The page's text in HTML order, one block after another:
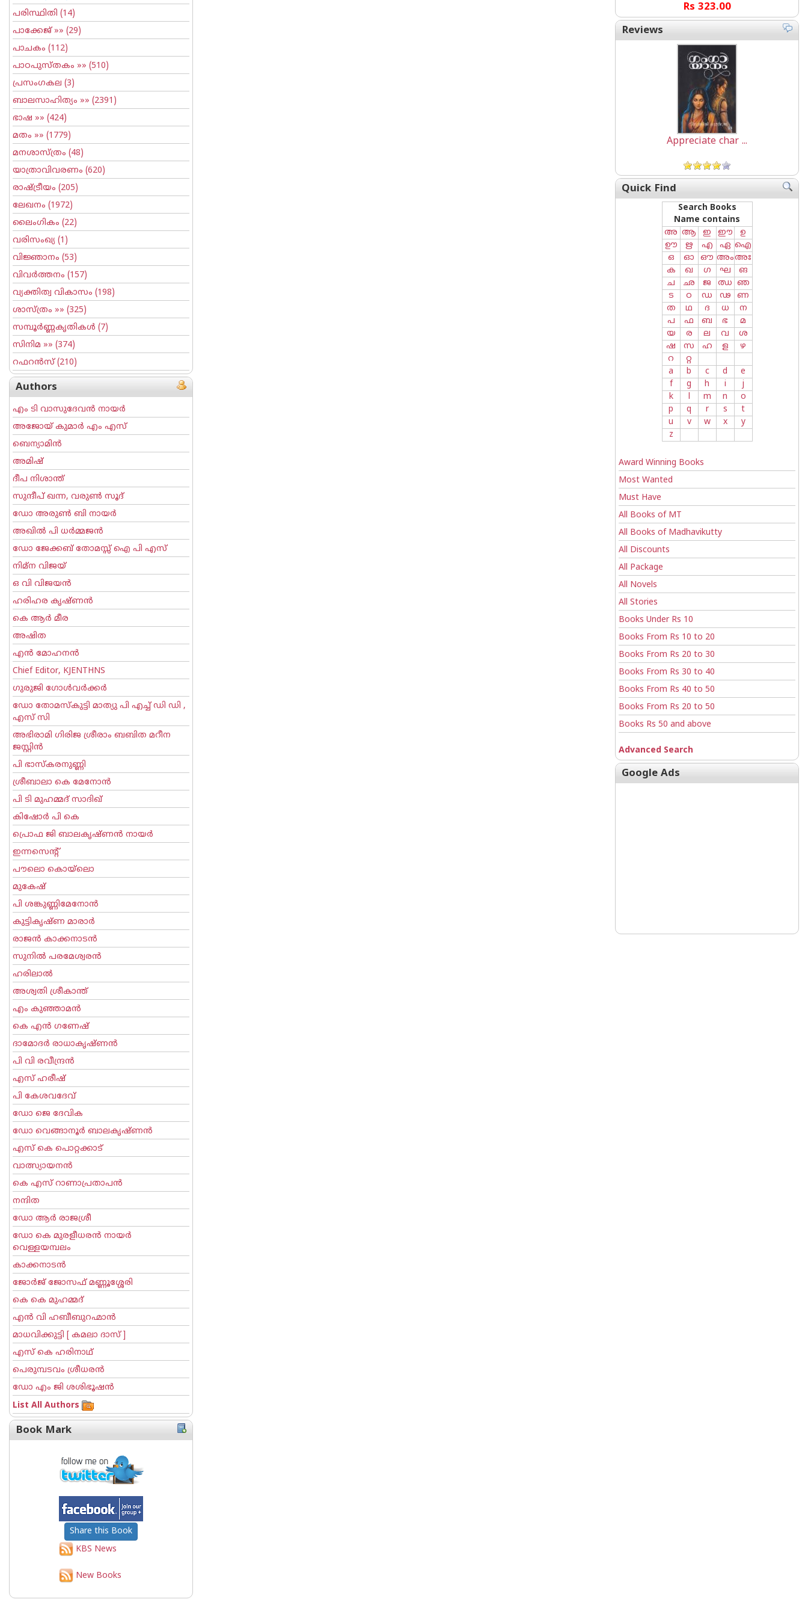
പരിസ്ഥിതി (14)
പാക്കേജ് »» (29)
പാചകം (112)
പാഠപുസ്തകം »» (510)
പ്രസംഗകല (3)
ബാലസാഹിത്യം »» (2391)
ഭാഷ »» (424)
മതം »» (1779)
മനശാസ്ത്രം (48)
യാത്രാവിവരണം (620)
രാഷ്ട്രീയം (205)
ലേഖനം (1972)
ലൈംഗികം (22)
വരിസംഖ്യ (1)
വിജ്ഞാനം (53)
വിവര്‍ത്തനം (157)
വ്യക്തിത്വ വികാസം (198)
ശാസ്ത്രം »» (325)
സമ്പൂര്‍ണ്ണകൃതികള്‍ (7)
സിനിമ »» (374)
റഫറന്‍സ്(210)
Authors
എം ടി വാസുദേവന്‍ നായര്‍
അജോയ് കുമാര്‍ എം എസ്
ബെന്യാമിന്‍
അമിഷ്
ദീപ നിശാന്ത്
സുന്ദീപ് ഖന്ന, വരുൺ സൂദ്
ഡോ അരുണ്‍ ബി നായര്‍
അഖില്‍ പി ധര്‍മ്മജന്‍
ഡോ ജേക്കബ് തോമസ്സ് ഐ പി എസ്
നിമ്ന വിജയ്
ഒ വി വിജയന്‍
ഹരിഹര കൃഷ്ണൻ
കെ ആര്‍ മീര
അഷിത
എന്‍ മോഹനന്‍
Chief Editor, KJENTHNS
ഗുരുജി ഗോള്‍‌വര്‍ക്കര്‍
ഡോ തോമസ്കുട്ടി മാത്യു പി എച്ച് ഡി ഡി ,
എസ് സി
അഭിരാമി ഗിരിജ ശ്രീരാം ബബിത മറീന
ജസ്റ്റിന്‍
പി ഭാസ്കരനുണ്ണി
ശ്രീബാലാ കെ മേനോന്‍
പി ടി മുഹമ്മദ് സാദിഖ്‌
കിഷോർ പി കെ
പ്രൊഫ ജി ബാലകൃഷ്ണന്‍ നായര്‍
ഇന്നസെന്റ്‌
പൗലൊ കൊയ്ലൊ
മുകേഷ്
പി ശങ്കുണ്ണിമേനോന്‍
കുട്ടികൃഷ്ണ മാരാര്‍
രാജന്‍ കാക്കനാടന്‍
സുനില്‍ പരമേശ്വരന്‍
ഹരിലാല്‍
അശ്വതി ശ്രീകാന്ത്
എം കുഞ്ഞാമന്‍
കെ എന്‍ ഗണേഷ്
ദാമോദർ രാധാകൃഷ്ണൻ
പി വി രവീന്ദ്രന്‍
എസ് ഹരീഷ്
പി കേശവദേവ്‌
ഡോ ജെ ദേവിക
ഡോ വെങ്ങാനൂര്‍ ബാലകൃഷ്ണന്‍
എസ്‌ കെ പൊറ്റക്കാട്‌
വാത്സ്യായനന്‍
കെ എസ് റാണാപ്രതാപന്‍
നന്ദിത
ഡോ ആര്‍ രാജശ്രീ
ഡോ കെ മുരളീധരന്‍ നായര്‍
വെള്ളയമ്പലം
കാക്കനാടന്‍
ജോര്‍ജ് ജോസഫ് മണ്ണൂശ്ശേരി
കെ കെ മുഹമ്മദ്
എന്‍ വി ഹബീബുറഹ്മാന്‍
മാധവിക്കുട്ടി [ കമലാ ദാസ് ]
എസ് കെ ഹരിനാഥ്
പെരുമ്പടവം ശ്രീധര‌ന്‍
ഡോ എം ജി ശശിഭൂഷന്‍
List All Authors
Book Mark
Share this Book
KBS News
New Books
Rs 323.00
Reviews
Appreciate char ...
Quick Find
Search Books
Name contains
അ ആ ഇ ഈ
ഉ
ഊ
ഋ എ ഏ ഐ
ഒ
ഓ ഔ അംഅഃ
ക
ഖ ഗ ഘ
ങ
ച
ഛ ജ ഝ ഞ
ട
ഠ ഡ ഢ
ണ
ത
ഥ ദ ധ
ന
പ
ഫ ബ ഭ
മ
യ
ര ല വ
ശ
ഷ
സ ഹ ള
ഴ
റ
റ്റ
a
b c d
e
f
g h i
j
k
l m n
o
p
q r s
t
u
v w x
y
z
Award Winning Books
Most Wanted
Must Have
All Books of MT
All Books of Madhavikutty
All Discounts
All Package
All Novels
All Stories
Books Under Rs 10
Books From Rs 10 to 20
Books From Rs 20 to 30
Books From Rs 30 to 40
Books From Rs 40 to 50
Books From Rs 20 to 50
Books Rs 50 and above
Advanced Search
Google Ads